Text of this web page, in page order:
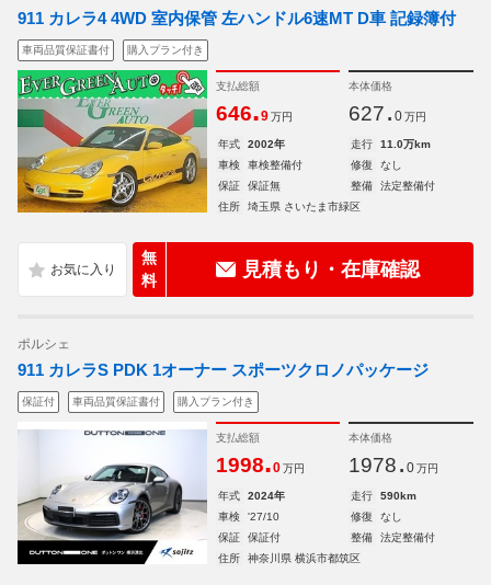
911 カレラ4 4WD 室内保管 左ハンドル6速MT D車 記録簿付
車両品質保証書付 購入プラン付き
支払総額
646.9 万円
本体価格
627. 0 万円
年式 2002年 走行
11.0万km
車検
車検整備付 修復
なし
保証
保証無 整備
法定整備付
住所
埼玉県 さいたま市緑区
無
料
見積もり・在庫確認
ポルシェ
911 カレラS PDK 1オーナー スポーツクロノパッケージ
保証付 車両品質保証書付 購入プラン付き
支払総額
1998.0 万円
本体価格
1978. 0 万円
年式 2024年 走行
590km
車検
'27/10 修復
なし
保証
保証付 整備
法定整備付
住所
神奈川県 横浜市都筑区